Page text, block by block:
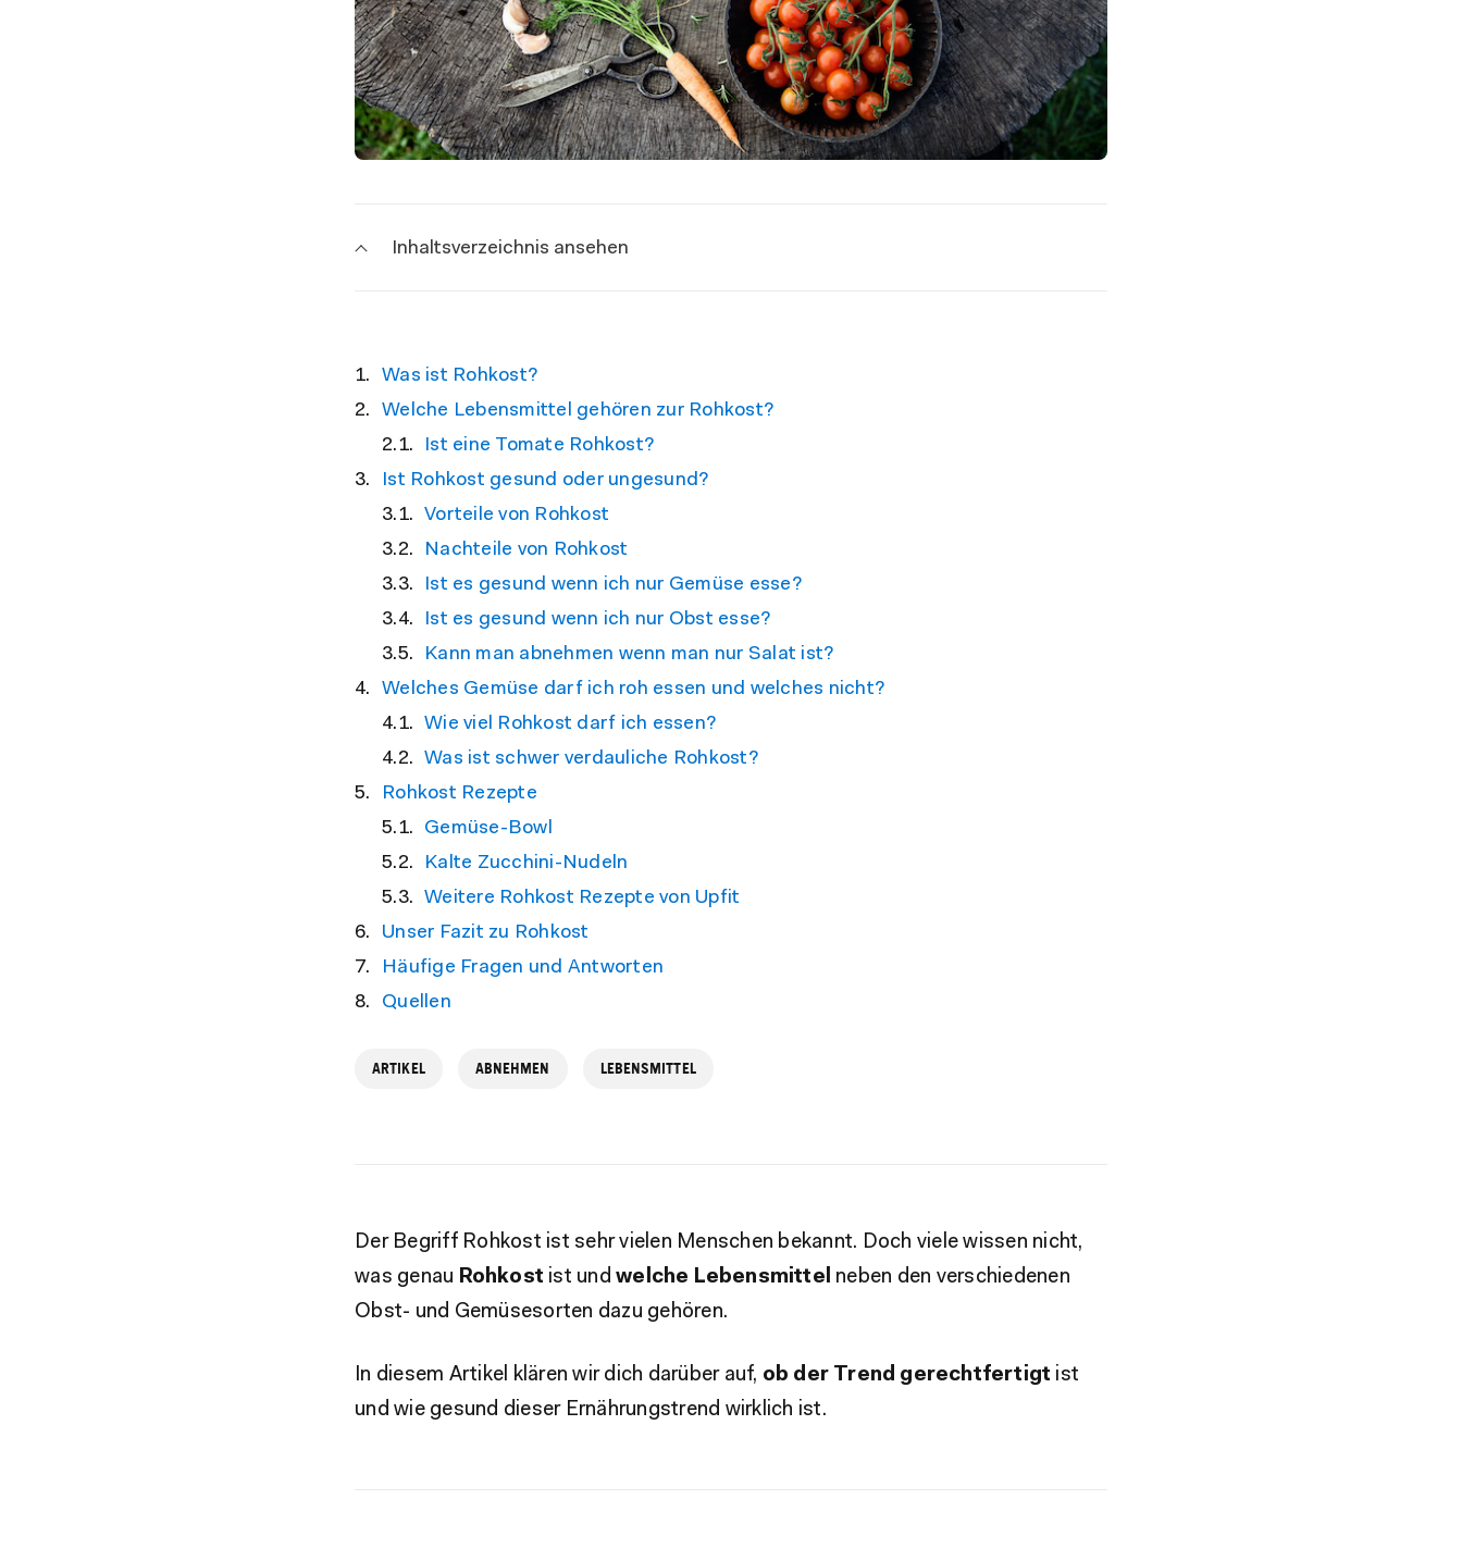
Inhaltsverzeichnis ansehen
Was ist Rohkost?
Welche Lebensmittel gehören zur Rohkost?
Ist eine Tomate Rohkost?
Ist Rohkost gesund oder ungesund?
Vorteile von Rohkost
Nachteile von Rohkost
Ist es gesund wenn ich nur Gemüse esse?
Ist es gesund wenn ich nur Obst esse?
Kann man abnehmen wenn man nur Salat ist?
Welches Gemüse darf ich roh essen und welches nicht?
Wie viel Rohkost darf ich essen?
Was ist schwer verdauliche Rohkost?
Rohkost Rezepte
Gemüse-Bowl
Kalte Zucchini-Nudeln
Weitere Rohkost Rezepte von Upfit
Unser Fazit zu Rohkost
Häufige Fragen und Antworten
Quellen
ARTIKEL ABNEHMEN LEBENSMITTEL
Der Begriff Rohkost ist sehr vielen Menschen bekannt. Doch viele wissen nicht,
was genau Rohkost ist undwelche Lebensmittel neben den verschiedenen
Obst- und Gemüsesorten dazu gehören.
In diesem Artikel klären wir dich darüber auf, ob der Trend gerechtfertigt ist
und wie gesund dieser Ernährungstrend wirklich ist.